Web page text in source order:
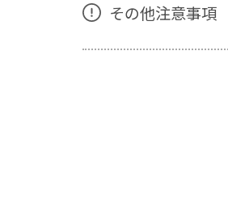
その他注意事項